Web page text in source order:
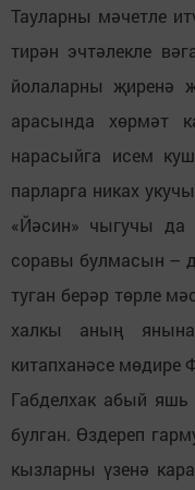
Тауларны мәчетле
тирән эчтәлекле
йолаларны җиренә
арасында хөрмәт
нарасыйга исем
парларга никах
«Йәсин» чыгучы да
соравы булмасын –
туган берәр төрле
халкы аның
китапханәсе мөдире
Габделхак абый
булган. Өздереп
кызларны үзенә